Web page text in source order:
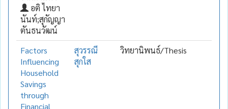
อติ ไทยา
นันท์;สุกัญญา
ตันธนวัฒน์
Factors
Influencing
Household
Savings
through
Financial
สุวรรณี
สุกใส
วิทยานิพนธ์/Thesis